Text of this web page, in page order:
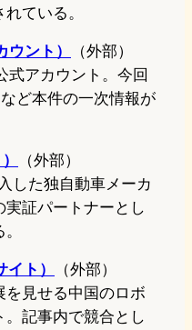
ている。
ント）
（外部）
式アカウント。今回
ど本件の一次情報が
（外部）
した独自動車メーカ
証パートナーとし
ト）
（外部）
を見せる中国のロボ
記事内で競合とし